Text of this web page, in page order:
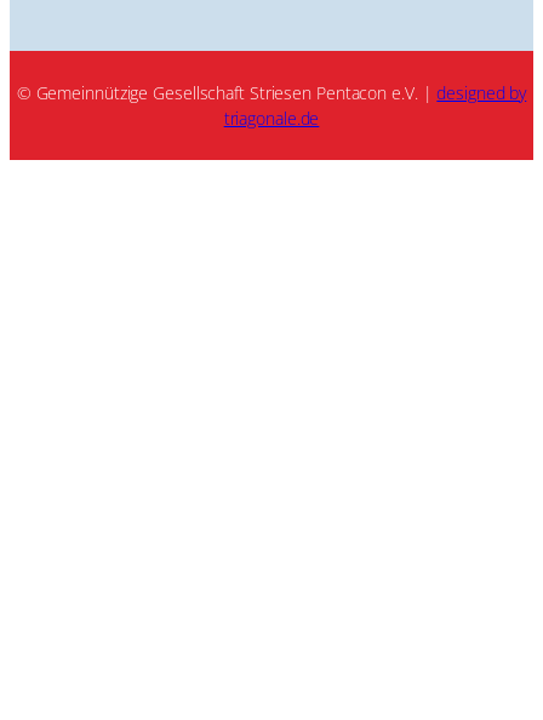
© Gemeinnützige Gesellschaft Striesen Pentacon e.V. |designed by
triagonale.de